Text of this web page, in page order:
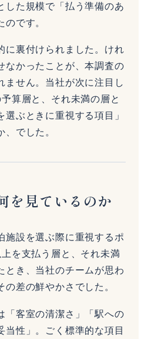
した規模で「払う準備のあ
のです。
に裏付けられました。けれ
なかったことが、本調査の
ません。当社が次に注目し
算層と、それ未満の層と
ぶときに重視する項目」
、でした。
を見ているのか
施設を選ぶ際に重視するポ
を支払う層と、それ未満
とき、当社のチームが思わ
差の鮮やかさでした。
「客室の清潔さ」「駅への
当性」。ごく標準的な項目